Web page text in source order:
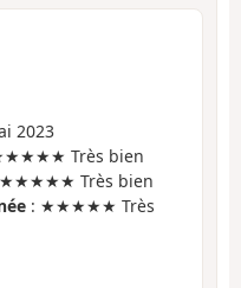
2023
Très bien
Très bien
: ★★★★★ Très